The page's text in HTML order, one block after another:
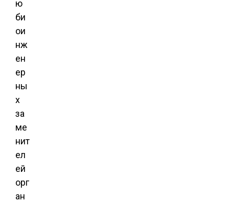
ю
би
ои
нж
ен
ер
ны
х
за
ме
нит
ел
ей
орг
ан